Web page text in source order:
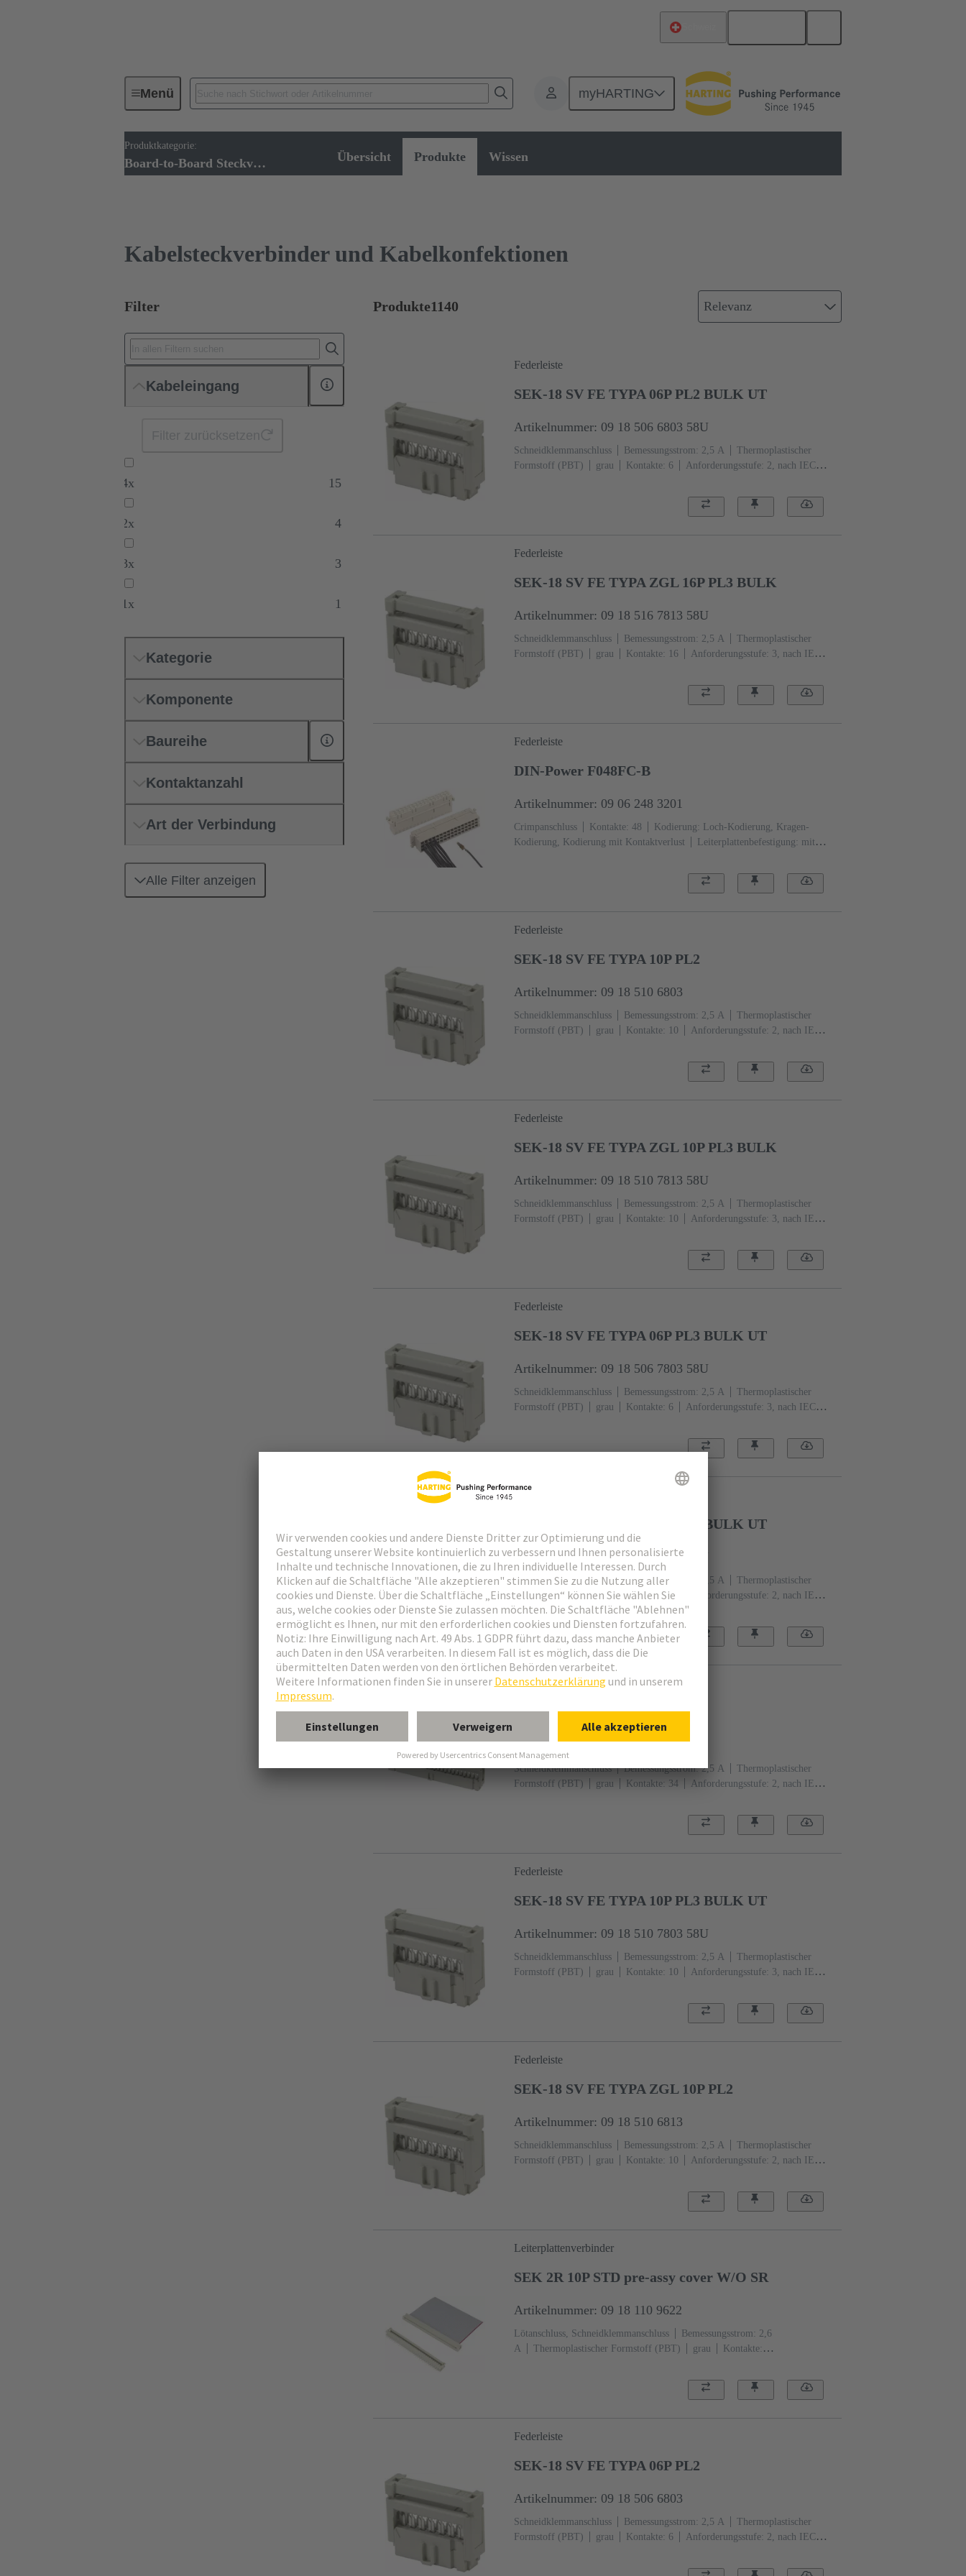
Menü myHARTING
Produktkategorie:
Board-to-Board Steckverbinder Übersicht Produkte Wissen
Geräteanschlusstechnik
Kabelsteckverbinder und Kabelkonfektionen
Filter
Kabeleingang
4x 15
2x 4
3x 3
1x 1
Kategorie
Komponente
Baureihe
Kontaktanzahl
Art der Verbindung
Alle Filter anzeigen
Produkte1140 Relevanz
Federleiste
SEK-18 SV FE TYPA 06P PL2 BULK UT
Artikelnummer: 09 18 506 6803 58U
Schneidklemmanschluss Bemessungsstrom: ‌2,5 A
Thermoplastischer
Formstoff (PBT)
grau Kontakte: 6
Anforderungsstufe: 2, nach IEC
Federleiste
SEK-18 SV FE TYPA ZGL 16P PL3 BULK
Artikelnummer: 09 18 516 7813 58U
Schneidklemmanschluss Bemessungsstrom: ‌2,5 A
Thermoplastischer
Formstoff (PBT)
grau Kontakte: 16
Anforderungsstufe: 3, nach IEC
Federleiste
DIN-Power F048FC-B
Artikelnummer: 09 06 248 3201
Crimpanschluss Kontakte: 48
Kodierung: Loch-Kodierung, Kragen-
Kodierung, Kodierung mit Kontaktverlust
Leiterplattenbefestigung: mit
Federleiste
SEK-18 SV FE TYPA 10P PL2
Artikelnummer: 09 18 510 6803
Schneidklemmanschluss Bemessungsstrom: ‌2,5 A
Thermoplastischer
Formstoff (PBT)
grau Kontakte: 10
Anforderungsstufe: 2, nach IEC
Federleiste
SEK-18 SV FE TYPA ZGL 10P PL3 BULK
Artikelnummer: 09 18 510 7813 58U
Schneidklemmanschluss Bemessungsstrom: ‌2,5 A
Thermoplastischer
Formstoff (PBT)
grau Kontakte: 10
Anforderungsstufe: 3, nach IEC
Federleiste
SEK-18 SV FE TYPA 06P PL3 BULK UT
Artikelnummer: 09 18 506 7803 58U
Schneidklemmanschluss Bemessungsstrom: ‌2,5 A
Thermoplastischer
Formstoff (PBT)
grau Kontakte: 6
Anforderungsstufe: 3, nach IEC
SEK-18 SV FE TYPA 16P PL2 BULK UT
Artikelnummer: 09 18 516 6803 58U
Schneidklemmanschluss Bemessungsstrom: ‌2,5 A
Thermoplastischer
Formstoff (PBT)
grau Kontakte: 16
Anforderungsstufe: 2, nach IEC
60603-13
Kupferlegierung
Au über Ni steckseitig, Sn über Ni
anschlussseitig
5000 Stück
Federleiste
SEK-18 SV FE TYPA 34P PL2
Artikelnummer: 09 18 534 6803
Schneidklemmanschluss Bemessungsstrom: ‌2,5 A
Thermoplastischer
Formstoff (PBT)
grau Kontakte: 34
Anforderungsstufe: 2, nach IEC
Federleiste
SEK-18 SV FE TYPA 10P PL3 BULK UT
Artikelnummer: 09 18 510 7803 58U
Schneidklemmanschluss Bemessungsstrom: ‌2,5 A
Thermoplastischer
Formstoff (PBT)
grau Kontakte: 10
Anforderungsstufe: 3, nach IEC
Federleiste
SEK-18 SV FE TYPA ZGL 10P PL2
Artikelnummer: 09 18 510 6813
Schneidklemmanschluss Bemessungsstrom: ‌2,5 A
Thermoplastischer
Formstoff (PBT)
grau Kontakte: 10
Anforderungsstufe: 2, nach IEC
Leiterplattenverbinder
SEK 2R 10P STD pre-assy cover W/O SR
Artikelnummer: 09 18 110 9622
Lötanschluss, Schneidklemmanschluss
Bemessungsstrom: ‌2,6
A
Thermoplastischer Formstoff (PBT) grau
Kontakte:
Federleiste
SEK-18 SV FE TYPA 06P PL2
Artikelnummer: 09 18 506 6803
Schneidklemmanschluss Bemessungsstrom: ‌2,5 A
Thermoplastischer
Formstoff (PBT)
grau Kontakte: 6
Anforderungsstufe: 2, nach IEC